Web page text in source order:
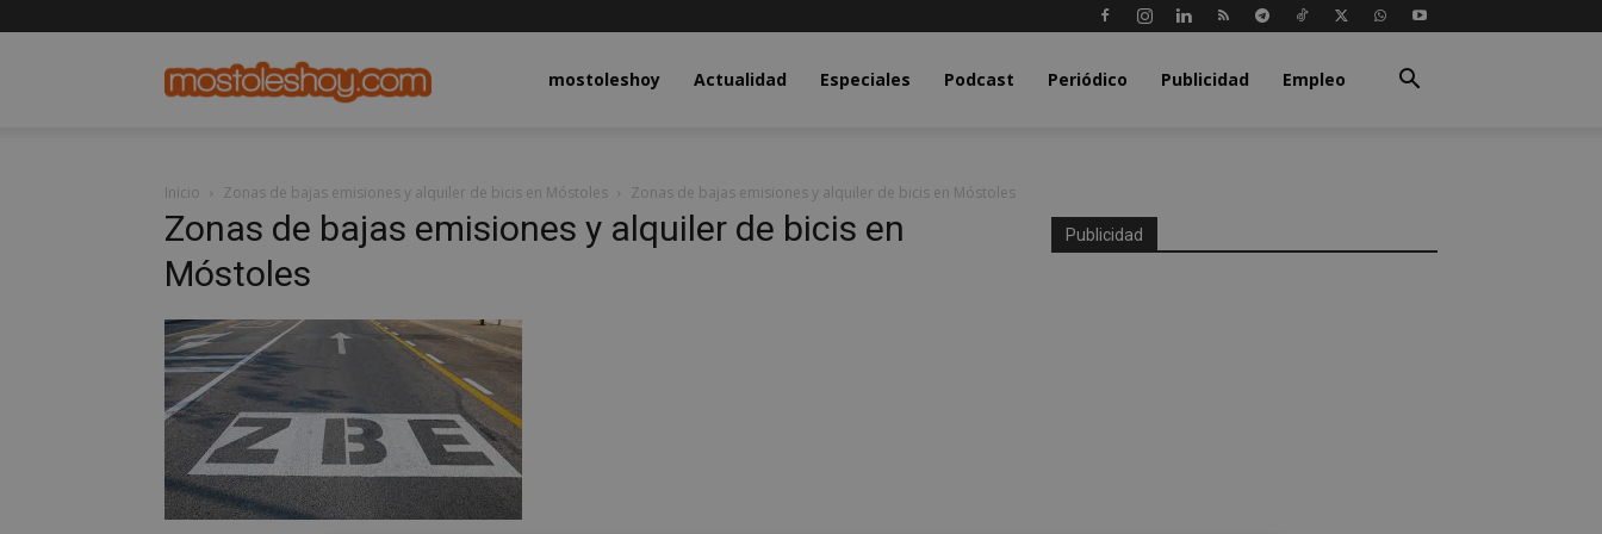
mostoleshoy.commostoleshoy Actualidad Especiales Podcast Periódico Publicidad Empleo
Inicio Zonas de bajas emisiones y alquiler de bicis en Móstoles Zonas de bajas emisiones y alquiler de bicis en Móstoles
Zonas de bajas emisiones y alquiler de bicis en
Móstoles
Publicidad